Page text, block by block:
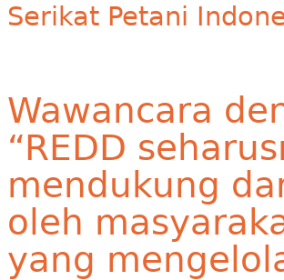
Serikat Petani
Wawancara
“REDD
mendukung
oleh
yang